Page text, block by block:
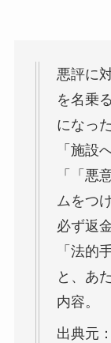
悪評に
を名乗
になっ
「施設
「「悪
ムをつ
必ず返
「法的
と、あ
内容。
出典元